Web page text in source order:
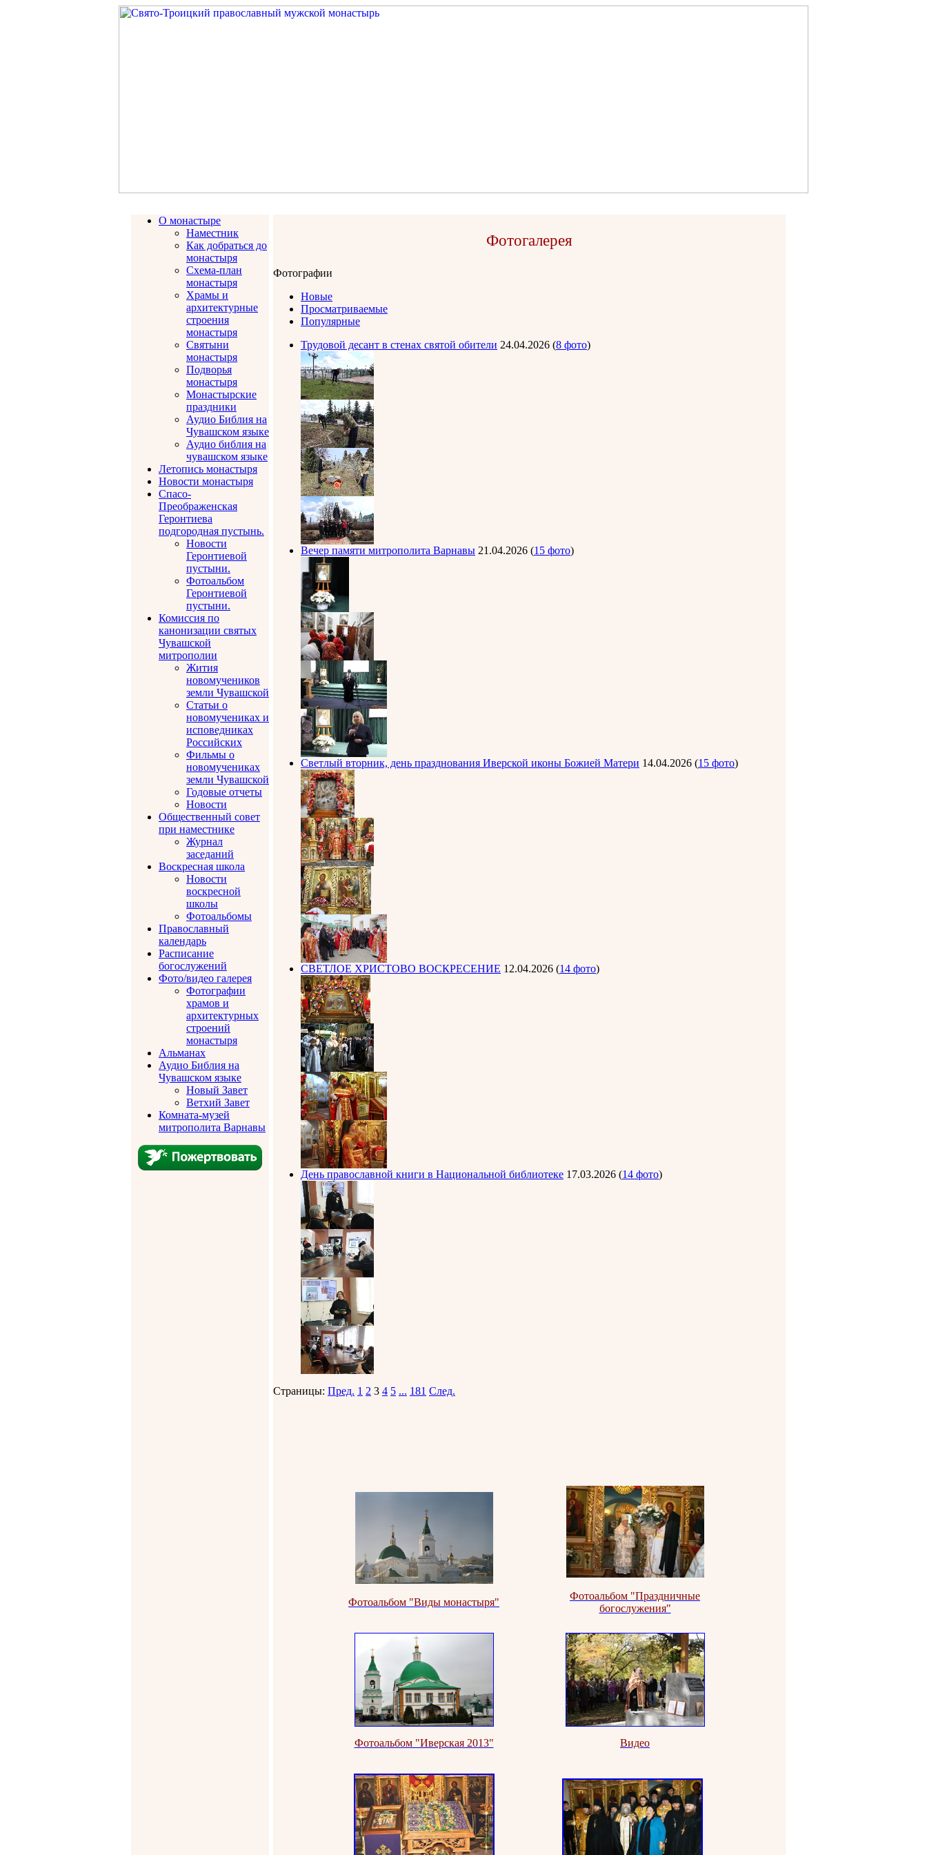
О монастыре
Наместник
Как добраться до
монастыря
Схема-план
монастыря
Храмы и
архитектурные
строения
монастыря
Святыни
монастыря
Подворья
монастыря
Монастырские
праздники
Аудио Библия на
Чувашском языке
Аудио библия на
чувашском языке
Летопись монастыря
Новости монастыря
Спасо-
Преображенская
Геронтиева
подгородная пустынь.
Новости
Геронтиевой
пустыни.
Фотоальбом
Геронтиевой
пустыни.
Комиссия по
канонизации святых
Чувашской
митрополии
Жития
новомучеников
земли Чувашской
Статьи о
новомучениках и
исповедниках
Российских
Фильмы о
новомучениках
земли Чувашской
Годовые отчеты
Новости
Общественный совет
при наместнике
Журнал
заседаний
Воскресная школа
Новости
воскресной
школы
Фотоальбомы
Православный
календарь
Расписание
богослужений
Фото/видео галерея
Фотографии
храмов и
архитектурных
строений
монастыря
Альманах
Аудио Библия на
Чувашском языке
Новый Завет
Ветхий Завет
Комната-музей
митрополита Варнавы
Фотогалерея
Фотографии
Новые
Просматриваемые
Популярные
Трудовой десант в стенах святой обители 24.04.2026 (8 фото)
Вечер памяти митрополита Варнавы 21.04.2026 (15 фото)
Светлый вторник, день празднования Иверской иконы Божией Матери 14.04.2026 (15 фото)
СВЕТЛОЕ ХРИСТОВО ВОСКРЕСЕНИЕ 12.04.2026 (14 фото)
День православной книги в Национальной библиотеке 17.03.2026 (14 фото)
Страницы: Пред. 1 2 3 4 5 ... 181 След.
Фотоальбом "Виды монастыря"
Фотоальбом "Праздничные
богослужения"
Фотоальбом "Иверская 2013" Видео